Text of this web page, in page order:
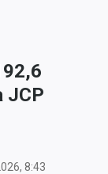
JCP
8:43